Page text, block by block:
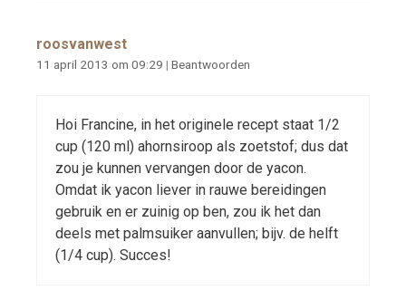
roosvanwest
11 april 2013 om 09:29 | Beantwoorden
Hoi Francine, in het originele recept staat 1/2
cup (120 ml) ahornsiroop als zoetstof; dus dat
zou je kunnen vervangen door de yacon.
Omdat ik yacon liever in rauwe bereidingen
gebruik en er zuinig op ben, zou ik het dan
deels met palmsuiker aanvullen; bijv. de helft
(1/4 cup). Succes!